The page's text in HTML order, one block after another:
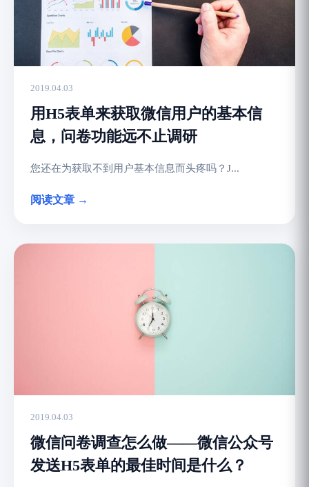
2019.04.03
用H5表单来获取微信用户的基本信
息，问卷功能远不止调研
您还在为获取不到用户基本信息而头疼吗？J...
阅读文章 →
2019.04.03
微信问卷调查怎么做——微信公众号
发送H5表单的最佳时间是什么？